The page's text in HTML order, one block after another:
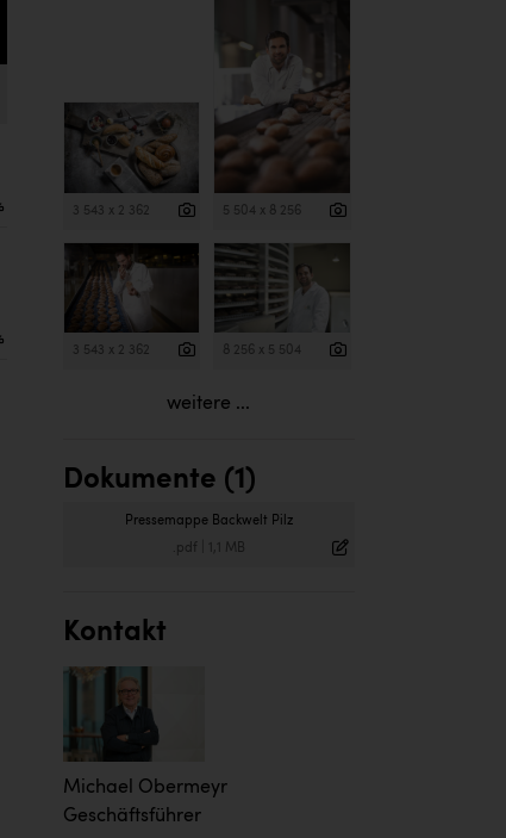
3 543 x 2 362 5 504 x 8 256
3 543 x 2 362 8 256 x 5 504
weitere ...
Dokumente (1)
Pressemappe Backwelt Pilz
.pdf 1,1 MB
Kontakt
Michael Obermeyr
Geschäftsführer